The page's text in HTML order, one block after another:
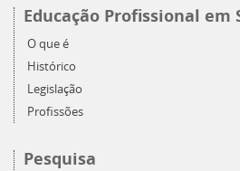
Educação Profissional em
O que é
Histórico
Legislação
Profissões
Pesquisa